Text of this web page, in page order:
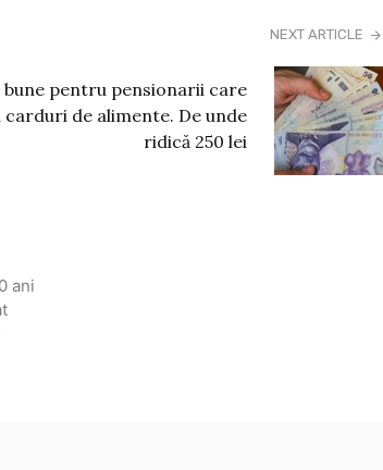
NEXT ARTICLE
bune pentru pensionarii care
carduri de alimente. De unde
ridică 250 lei
ani